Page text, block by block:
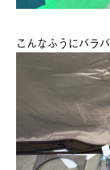
こんなふうにバラ